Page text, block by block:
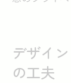
デザイ
の工夫